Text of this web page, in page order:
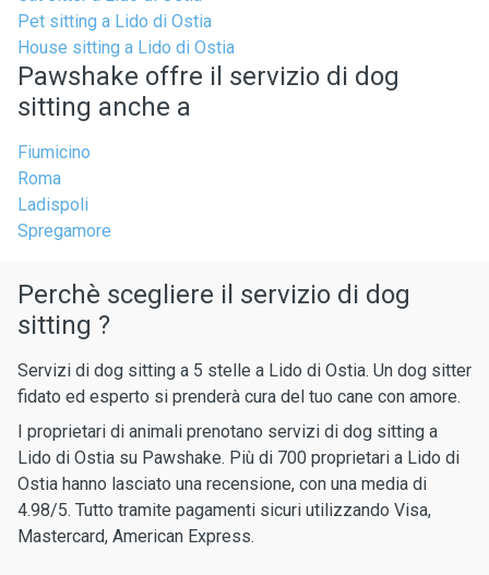
Pet sitting a Lido di Ostia
House sitting a Lido di Ostia
Pawshake offre il servizio di dog
sitting anche a
Fiumicino
Roma
Ladispoli
Spregamore
Perchè scegliere il servizio di dog
sitting ?
Servizi di dog sitting a 5 stelle a Lido di Ostia. Un dog sitter
fidato ed esperto si prenderà cura del tuo cane con amore.
I proprietari di animali prenotano servizi di dog sitting a
Lido di Ostia su Pawshake. Più di 700 proprietari a Lido di
Ostia hanno lasciato una recensione, con una media di
4.98/5. Tutto tramite pagamenti sicuri utilizzando Visa,
Mastercard, American Express.